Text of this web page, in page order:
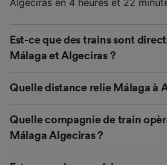
Est-ce que des trains sont
Málaga et Algeciras ?
Quelle distance relie Málaga à
Quelle compagnie de train
Málaga Algeciras ?